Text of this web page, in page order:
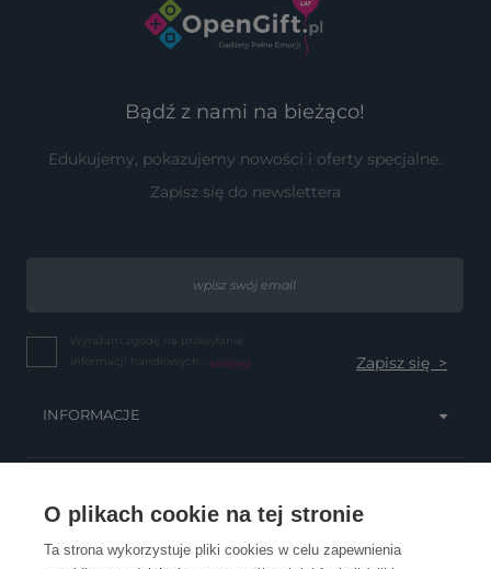
O plikach cookie na tej stronie
Ta strona wykorzystuje pliki cookies w celu zapewnienia
Bądź z nami na bieżąco!
Edukujemy, pokazujemy nowości i oferty specjalne.
Zapisz się do newslettera
Wyrażam zgodę na przesyłanie
informacji handlowych... (więcej)
INFORMACJE
OBSŁUGA KLIENTA